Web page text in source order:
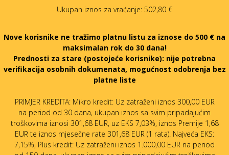
Ukupan iznos za vraćanje: 502,80 €
Nove korisnike ne tražimo platnu listu za iznose do 500 € na
maksimalan rok do 30 dana!
Prednosti za stare (postojeće korisnike): nije potrebna
verifikacija osobnih dokumenata, mogućnost odobrenja bez
platne liste
PRIMJER KREDITA: Mikro kredit: Uz zatraženi iznos 300,00 EUR
na period od 30 dana, ukupan iznos sa svim pripadajućim
troškovima iznosi 301,68 EUR, uz EKS 7,03%, iznos Premije 1,68
EUR te iznos mjesečne rate 301,68 EUR (1 rata). Najveća EKS:
7,15%, Plus kredit: Uz zatraženi iznos 1.000,00 EUR na period